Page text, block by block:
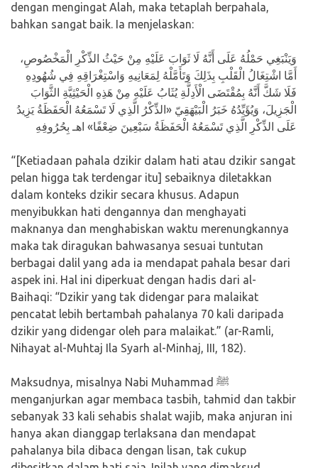
dengan mengingat Alah, maka tetaplah berpahala,
bahkan sangat baik. Ia menjelaskan:
وَيَنْبَغِي حَمْلُهُ عَلَى أَنَّهُ لَا ثَوَابَ عَلَيْهِ مِنْ حَيْثُ الذِّكْرِ الْمَخْصُوصِ،
أَمَّا اشْتِغَالُ الْقَلْبِ بِذَلِكَ وَتَأَمَّلْهُ لِمَعَانِيهِ وَاسْتِغْرَاقِهِ فِي شُهُودِهِ
فَلَا شَكَّ أَنَّهُ بِمُقْتَضَى الْأَدِلَّةِ يُثَابُ عَلَيْهِ مِنْ هَذِهِ الْحَيْثِيَّةِ الثَّوَابَ
الْجَزِيلَ، وَيُؤَيِّدُهُ خَبَرُ الْبَيْهَقِيّ «الذِّكْرُ الَّذِي لَا تَسْمَعُهُ الْحَفَظَةُ يَزِيدُ
عَلَى الذِّكْرِ الَّذِي تَسْمَعُهُ الْحَفَظَةُ سَبْعِينَ ضِعْفًا» اهـ بِحُرُوفِهِ
“[Ketiadaan pahala dzikir dalam hati atau dzikir sangat
pelan higga tak terdengar itu] sebaiknya diletakkan
dalam konteks dzikir secara khusus. Adapun
menyibukkan hati dengannya dan menghayati
maknanya dan menghabiskan waktu merenungkannya
maka tak diragukan bahwasanya sesuai tuntutan
berbagai dalil yang ada ia mendapat pahala besar dari
aspek ini. Hal ini diperkuat dengan hadis dari al-
Baihaqi: “Dzikir yang tak didengar para malaikat
pencatat lebih bertambah pahalanya 70 kali daripada
dzikir yang didengar oleh para malaikat.” (ar-Ramli,
Nihayat al-Muhtaj Ila Syarh al-Minhaj, III, 182).
Maksudnya, misalnya Nabi Muhammad ﷺ
menganjurkan agar membaca tasbih, tahmid dan takbir
sebanyak 33 kali sehabis shalat wajib, maka anjuran ini
hanya akan dianggap terlaksana dan mendapat
pahalanya bila dibaca dengan lisan, tak cukup